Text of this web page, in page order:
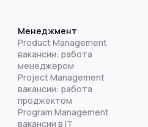
Менеджмент
Product Management
вакансии: работа
менеджером
Project Management
вакансии: работа
проджектом
Program Management
вакансии в IT